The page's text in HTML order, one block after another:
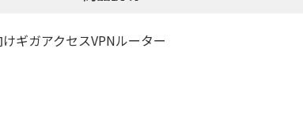
ギガアクセスVPNルーター